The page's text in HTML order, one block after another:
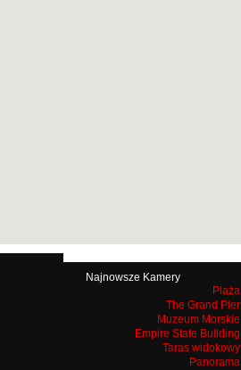
Najnowsze Kamery
Plaża
The Grand Pier
Muzeum Morskie
Empire State Building
Taras widokowy
Panorama